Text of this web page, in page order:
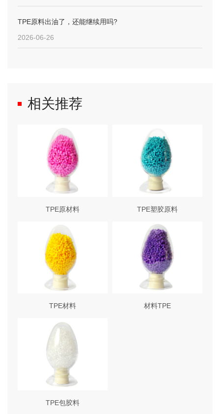
TPE原料出油了，还能继续用吗?
2026-06-26
相关推荐
TPE原材料 TPE塑胶原料
TPE材料 材料TPE
TPE包胶料